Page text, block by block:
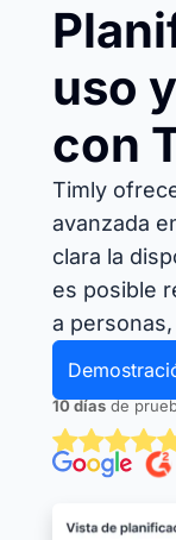
uso
con
Timly
avanzada
clara la
es posible
a
10 díasde